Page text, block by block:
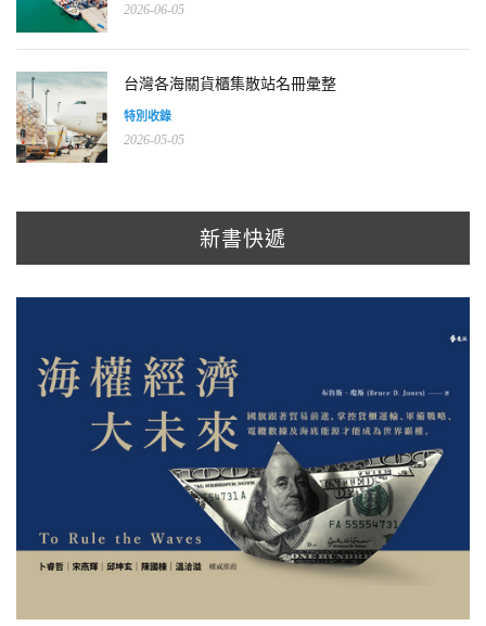
2026-06-05
台灣各海關貨櫃集散站名冊彙整
特別收錄
2026-05-05
新書快遞